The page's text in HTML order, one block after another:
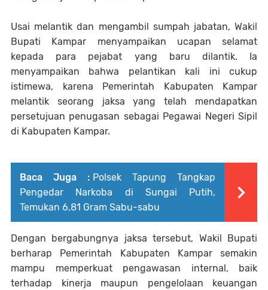
Usai melantik dan mengambil sumpah jabatan, Wakil
Bupati Kampar menyampaikan ucapan selamat
kepada para pejabat yang baru dilantik. Ia
menyampaikan bahwa pelantikan kali ini cukup
istimewa, karena Pemerintah Kabupaten Kampar
melantik seorang jaksa yang telah mendapatkan
persetujuan penugasan sebagai Pegawai Negeri Sipil
di Kabupaten Kampar.
Baca Juga : Polsek Tapung Tangkap
Pengedar Narkoba di Sungai Putih,
Temukan 6,81 Gram Sabu-sabu
Dengan bergabungnya jaksa tersebut, Wakil Bupati
berharap Pemerintah Kabupaten Kampar semakin
mampu memperkuat pengawasan internal, baik
terhadap kinerja maupun pengelolaan keuangan